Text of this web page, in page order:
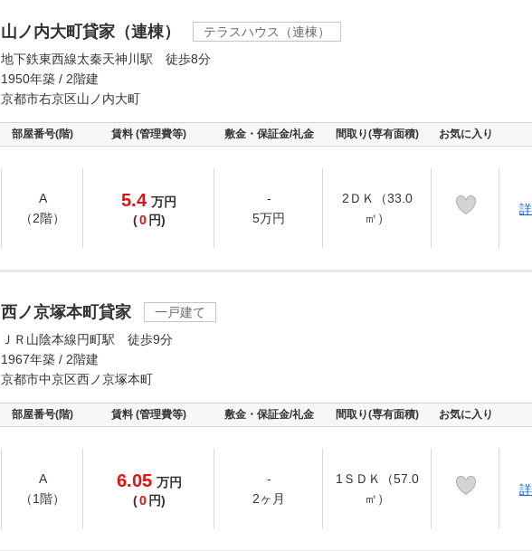
山ノ内大町貸家（連棟）
テラスハウス（連棟）
地下鉄東西線太秦天神川駅 徒歩8分
1950年築 / 2階建
京都市右京区山ノ内大町
部屋番号(階) 賃料 (管理費等) 敷金・保証金/礼金 間取り(専有面積) お気に入り
A
（2階）
5.4 万円
(0 円)
-
5万円
2ＤＫ（33.0
㎡）
西ノ京塚本町貸家
一戸建て
ＪＲ山陰本線円町駅 徒歩9分
1967年築 / 2階建
京都市中京区西ノ京塚本町
部屋番号(階) 賃料 (管理費等) 敷金・保証金/礼金 間取り(専有面積) お気に入り
A
（1階）
6.05 万円
(0 円)
-
2ヶ月
1ＳＤＫ（57.0
㎡）